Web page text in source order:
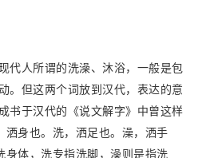
代人所谓的洗澡、沐浴，一般是包
。但这两个词放到汉代，表达的意
书于汉代的《说文解字》中曾这样
洒身也。洗，洒足也。澡，洒手
身体，洗专指洗脚，澡则是指洗